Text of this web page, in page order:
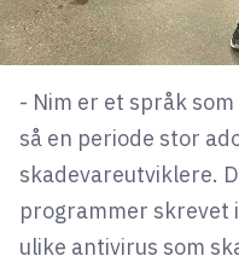
- Nim er et språk
så en periode stor
skadevareutviklere.
programmer skrevet
ulike antivirus som
tilgjengelighet
lys modus
mørk modus